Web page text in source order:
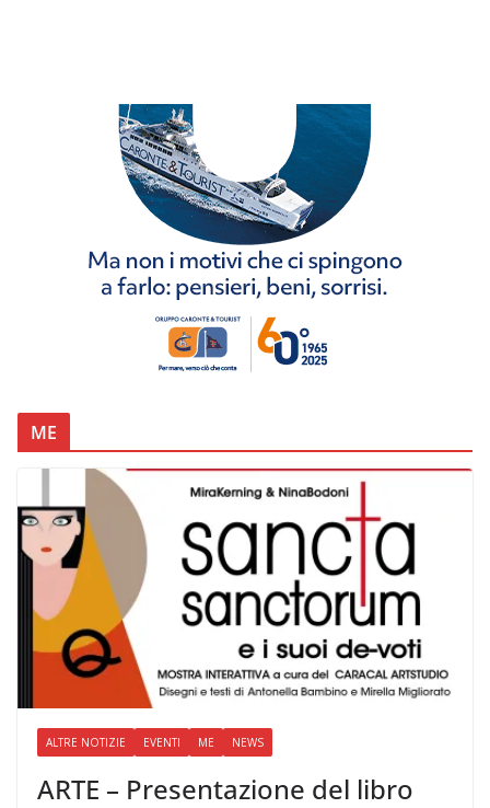
ME
ALTRE NOTIZIE EVENTI ME NEWS
ARTE – Presentazione del libro